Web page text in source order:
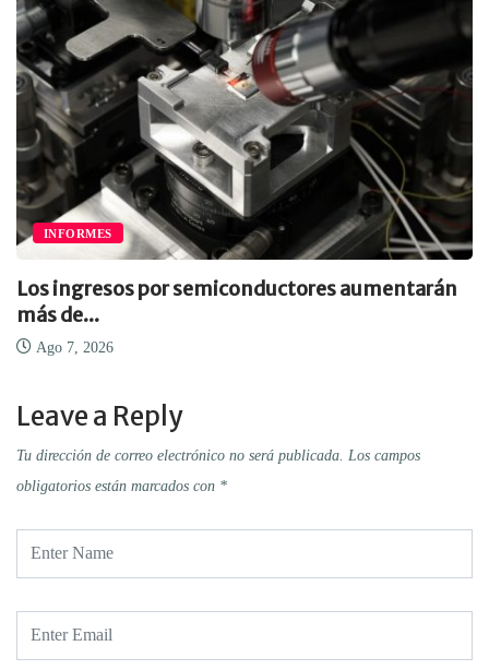
INFORMES
Los ingresos por semiconductores aumentarán
más de...
Ago 7, 2026
Leave a Reply
Tu dirección de correo electrónico no será publicada. Los campos
obligatorios están marcados con *